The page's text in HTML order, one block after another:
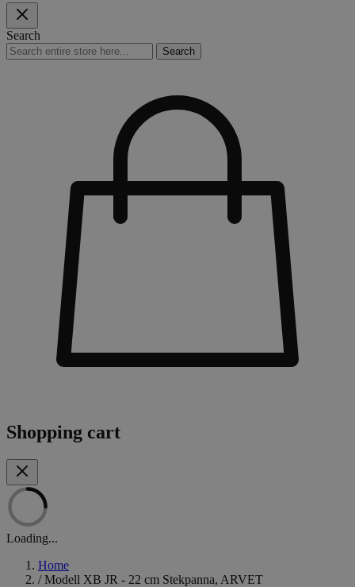
Search
Search
Shopping cart
Loading...
Home
/ Modell XB JR - 22 cm Stekpanna, ARVET